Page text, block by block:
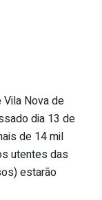
Vila Nova de
dia 13 de
de 14 mil
utentes das
estarão